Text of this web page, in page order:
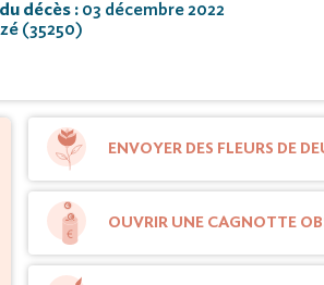
décès : 03 décembre 2022
(35250)
ENVOYER DES FLEURS DE
OUVRIR UNE CAGNOTTE